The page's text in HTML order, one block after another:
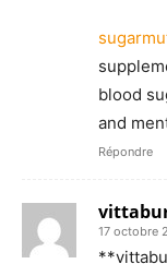
blood
and
Répondre
17 octobre
**